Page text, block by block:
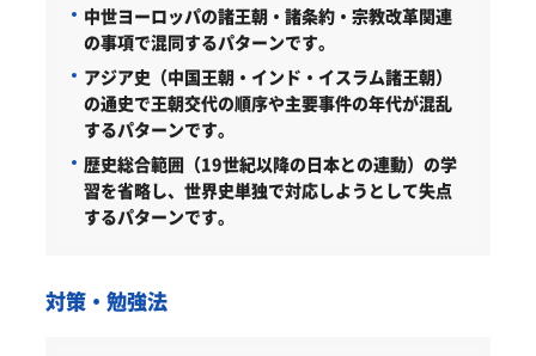
中世ヨーロッパの諸王朝・諸条約・宗教改革関連
の事項で混同するパターンです。
アジア史（中国王朝・インド・イスラム諸王朝）
の通史で王朝交代の順序や主要事件の年代が混乱
するパターンです。
歴史総合範囲（19世紀以降の日本との連動）の学
習を省略し、世界史単独で対応しようとして失点
するパターンです。
対策・勉強法